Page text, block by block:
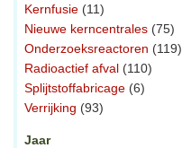
Kernfusie (11)
Nieuwe kerncentrales (75)
Onderzoeksreactoren (119)
Radioactief afval (110)
Splijtstoffabricage (6)
Verrijking (93)
Jaar